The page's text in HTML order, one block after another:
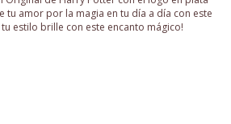
tu amor por la magia en tu día a día con este
estilo brille con este encanto mágico!